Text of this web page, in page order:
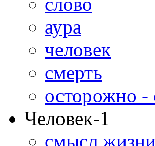
аура
человек
смерть
осторожно -
Человек-1
смысл жизни